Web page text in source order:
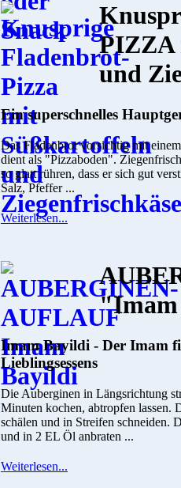
PIZZA
und
Ein superschnelles
Das Fladenbrot vorsichtig mit
dient als "Pizzaboden".
so glatt rühren, dass er sich gut
Salz, Pfeffer ...
Weiterlesen...
Imam Bayildi - Der Imam
Lieblingsessens
Die Auberginen in Längsrichtung
Minuten kochen, abtropfen lassen.
schälen und in Streifen schneiden.
und in 2 EL Öl anbraten ...
Weiterlesen...